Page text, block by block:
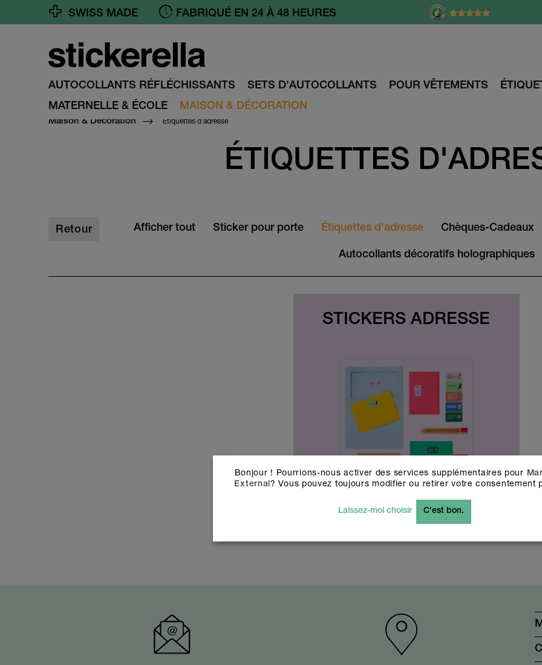
AUTOCOLLANTS RÉFLÉCHISSANTS SETS D'AUTOCOLLANTS POUR VÊTEMENTS
MATERNELLE & ÉCOLE
MAISON & DÉCORATION
SWISS MADE FABRIQUÉ EN 24 À 48 HEURES
Maison & Décoration Étiquettes d'adresse
ÉTIQUETTES
Retour Afficher tout Sticker pour porte Étiquettes d'adresse Chèques-Cadeaux
Autocollants décoratifs holographiques
STICKERS ADRESSE
64 stickers
Bonjour ! Pourrions-nous activer des services supplémentaires pour
External? Vous pouvez toujours modifier ou retirer votre consentement
Laissez-moi choisir C'est bon.